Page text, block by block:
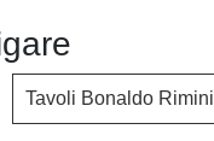
Tavoli Bonaldo Rimini